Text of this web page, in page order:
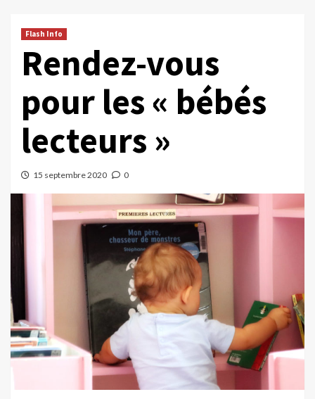
Flash Info
Rendez-vous
pour les « bébés
lecteurs »
15 septembre 2020 0